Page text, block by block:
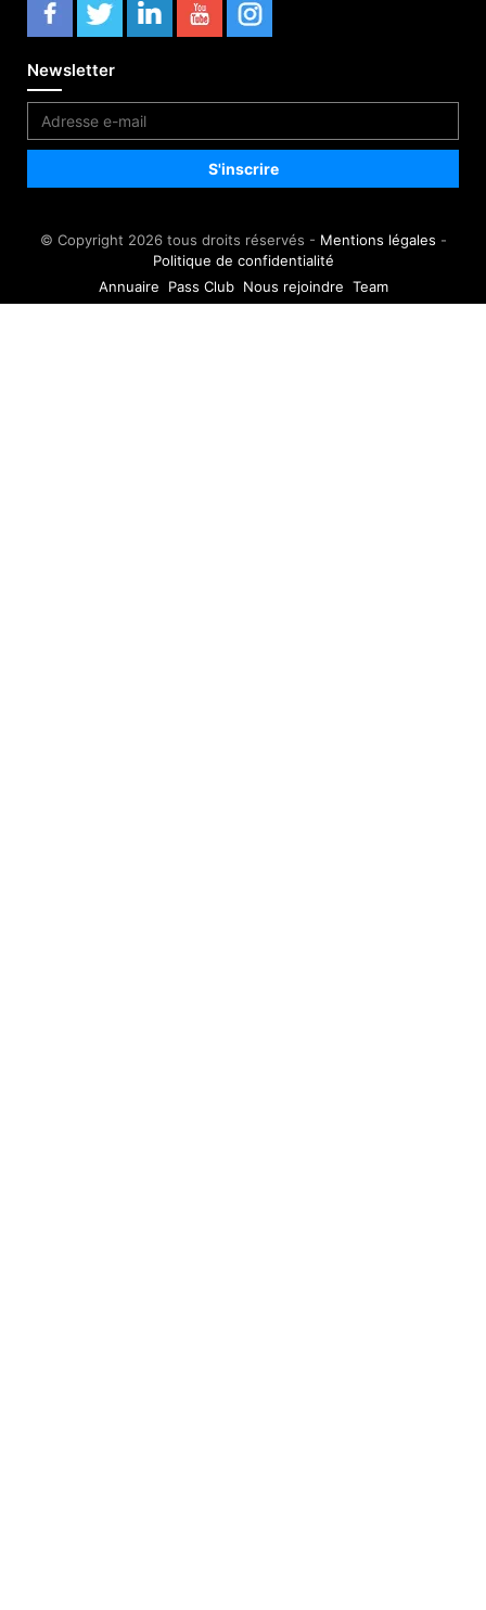
Newsletter
© Copyright 2026 tous droits réservés - Mentions légales -
Politique de confidentialité
Annuaire
Pass Club Nous rejoindre Team